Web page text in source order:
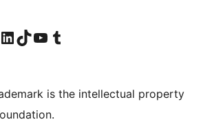
যাওক
আমাৰ LinkedIn একাউণ্টলৈ যাওকআমাৰ TikTok একাউণ্টলৈ যাওকআমাৰ YouTube চেনেললৈ যাওকআমাৰ Tumblr একাউণ্টলৈ যাওক
is the intellectual property